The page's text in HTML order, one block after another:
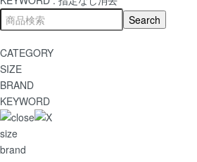
CATEGORY
SIZE
BRAND
KEYWORD
size
brand